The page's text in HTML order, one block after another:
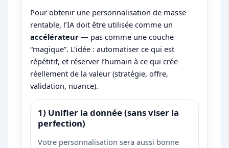
Pour obtenir une personnalisation de masse
rentable, l’IA doit être utilisée comme un
accélérateur — pas comme une couche
“magique”. L’idée : automatiser ce qui est
répétitif, et réserver l’humain à ce qui crée
réellement de la valeur (stratégie, offre,
validation, nuance).
1) Unifier la donnée (sans viser la
perfection)
Votre personnalisation sera aussi bonne